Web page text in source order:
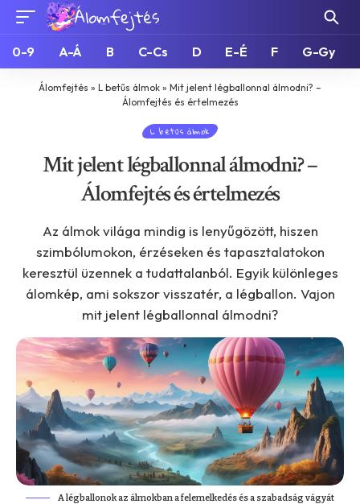
0-9 A-Á B C-Cs D E-É F G-Gy
Álomfejtés » L betűs álmok » Mit jelent légballonnal álmodni? –
Álomfejtés és értelmezés
L betűs álmok
Mit jelent légballonnal álmodni? –
Álomfejtés és értelmezés
Az álmok világa mindig is lenyűgözött, hiszen
szimbólumokon, érzéseken és tapasztalatokon
keresztül üzennek a tudattalanból. Egyik különleges
álomkép, ami sokszor visszatér, a légballon. Vajon
mit jelent légballonnal álmodni?
A légballonok az álmokban a felemelkedés és a szabadság vágyát